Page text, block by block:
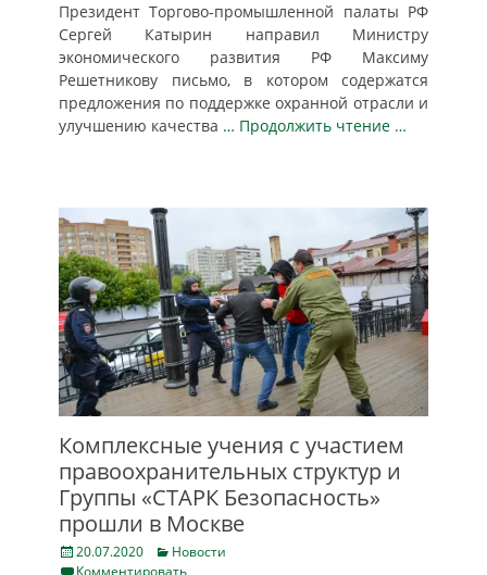
Президент Торгово-промышленной палаты РФ
Сергей Катырин направил Министру
экономического развития РФ Максиму
Решетникову письмо, в котором содержатся
предложения по поддержке охранной отрасли и
улучшению качества … Продолжить чтение …
Комплексные учения с участием
правоохранительных cтруктур и
Группы «СТАРК Безопасность»
прошли в Москве
Posted
on
20.07.2020 Categories
Новости
Комментировать